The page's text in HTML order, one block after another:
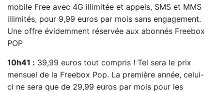
mobile Free avec 4G illimitée et appels, SMS et MMS
illimités, pour 9,99 euros par mois sans engagement.
Une offre évidemment réservée aux abonnés Freebox
POP
10h41 : 39,99 euros tout compris ! Tel sera le prix
mensuel de la Freebox Pop. La première année, celui-
ci ne sera que de 29,99 euros par mois pour les